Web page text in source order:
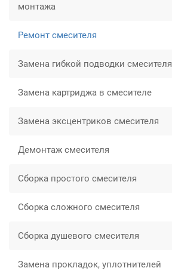
монтажа
Ремонт смесителя
Замена гибкой подводки смесителя
Замена картриджа в смесителе
Замена эксцентриков смесителя
Демонтаж смесителя
Сборка простого смесителя
Сборка сложного смесителя
Сборка душевого смесителя
Замена прокладок, уплотнителей